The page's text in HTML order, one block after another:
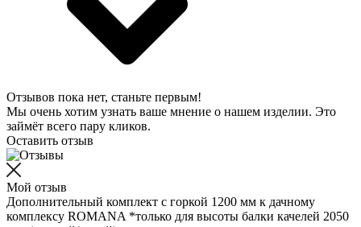
Отзывов пока нет, станьте первым!
Мы очень хотим узнать ваше мнение о нашем изделии. Это
займёт всего пару кликов.
Оставить отзыв
Мой отзыв
Дополнительный комплект с горкой 1200 мм к дачному
комплексу ROMANA *только для высоты балки качелей 2050